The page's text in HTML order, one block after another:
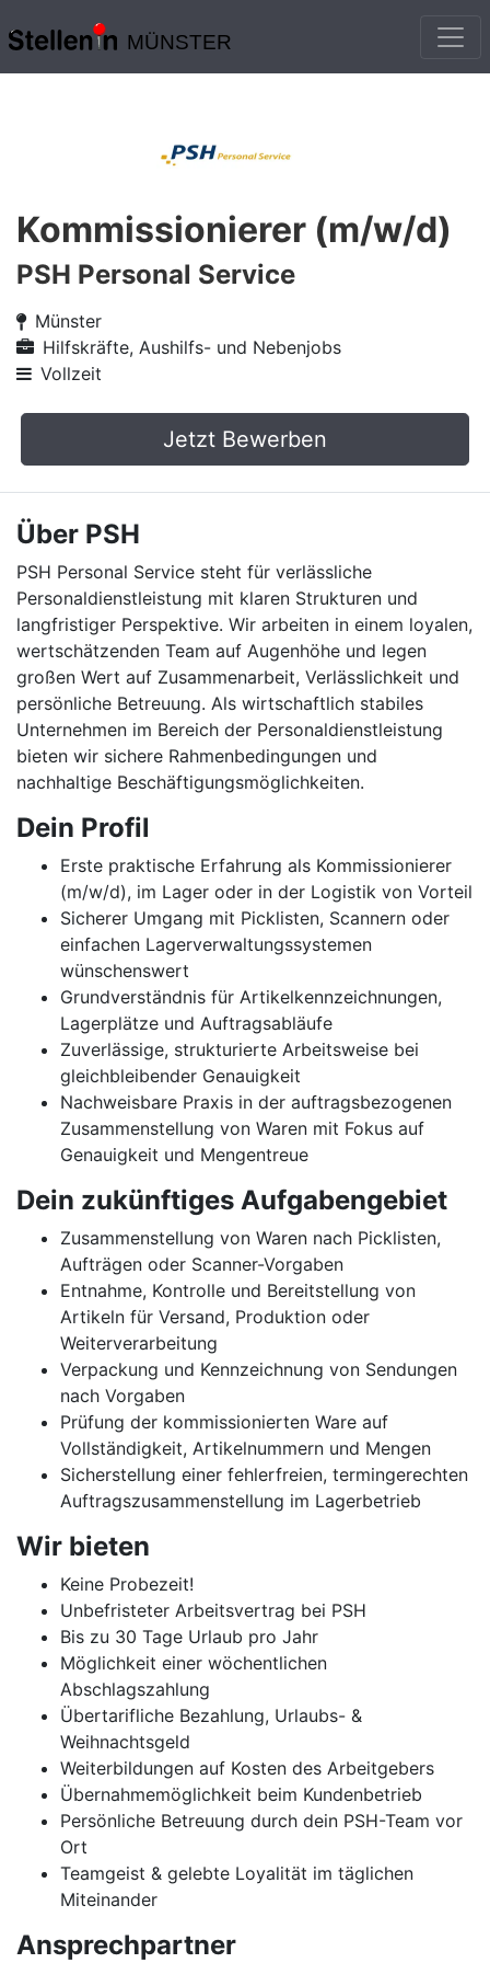
MÜNSTER
Kommissionierer (m/w/d)
PSH Personal Service
Münster
Hilfskräfte, Aushilfs- und Nebenjobs
Vollzeit
Jetzt Bewerben
Über PSH
PSH Personal Service steht für verlässliche
Personaldienstleistung mit klaren Strukturen und
langfristiger Perspektive. Wir arbeiten in einem loyalen,
wertschätzenden Team auf Augenhöhe und legen
großen Wert auf Zusammenarbeit, Verlässlichkeit und
persönliche Betreuung. Als wirtschaftlich stabiles
Unternehmen im Bereich der Personaldienstleistung
bieten wir sichere Rahmenbedingungen und
nachhaltige Beschäftigungsmöglichkeiten.
Dein Profil
Erste praktische Erfahrung als Kommissionierer
(m/w/d), im Lager oder in der Logistik von Vorteil
Sicherer Umgang mit Picklisten, Scannern oder
einfachen Lagerverwaltungssystemen
wünschenswert
Grundverständnis für Artikelkennzeichnungen,
Lagerplätze und Auftragsabläufe
Zuverlässige, strukturierte Arbeitsweise bei
gleichbleibender Genauigkeit
Nachweisbare Praxis in der auftragsbezogenen
Zusammenstellung von Waren mit Fokus auf
Genauigkeit und Mengentreue
Dein zukünftiges Aufgabengebiet
Zusammenstellung von Waren nach Picklisten,
Aufträgen oder Scanner-Vorgaben
Entnahme, Kontrolle und Bereitstellung von
Artikeln für Versand, Produktion oder
Weiterverarbeitung
Verpackung und Kennzeichnung von Sendungen
nach Vorgaben
Prüfung der kommissionierten Ware auf
Vollständigkeit, Artikelnummern und Mengen
Sicherstellung einer fehlerfreien, termingerechten
Auftragszusammenstellung im Lagerbetrieb
Wir bieten
Keine Probezeit!
Unbefristeter Arbeitsvertrag bei PSH
Bis zu 30 Tage Urlaub pro Jahr
Möglichkeit einer wöchentlichen
Abschlagszahlung
Übertarifliche Bezahlung, Urlaubs- &
Weihnachtsgeld
Weiterbildungen auf Kosten des Arbeitgebers
Übernahmemöglichkeit beim Kundenbetrieb
Persönliche Betreuung durch dein PSH-Team vor
Ort
Teamgeist & gelebte Loyalität im täglichen
Miteinander
Ansprechpartner